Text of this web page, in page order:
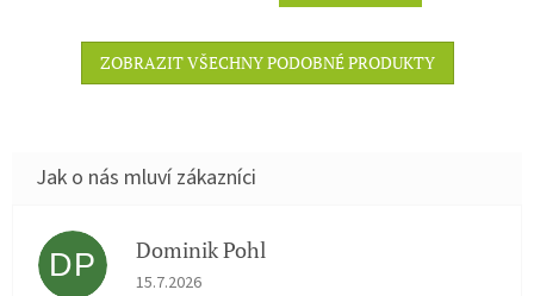
ZOBRAZIT VŠECHNY PODOBNÉ PRODUKTY
DP Dominik Pohl
Hodnocení obchodu je 5 z 5 hvězdiček.
15.7.2026